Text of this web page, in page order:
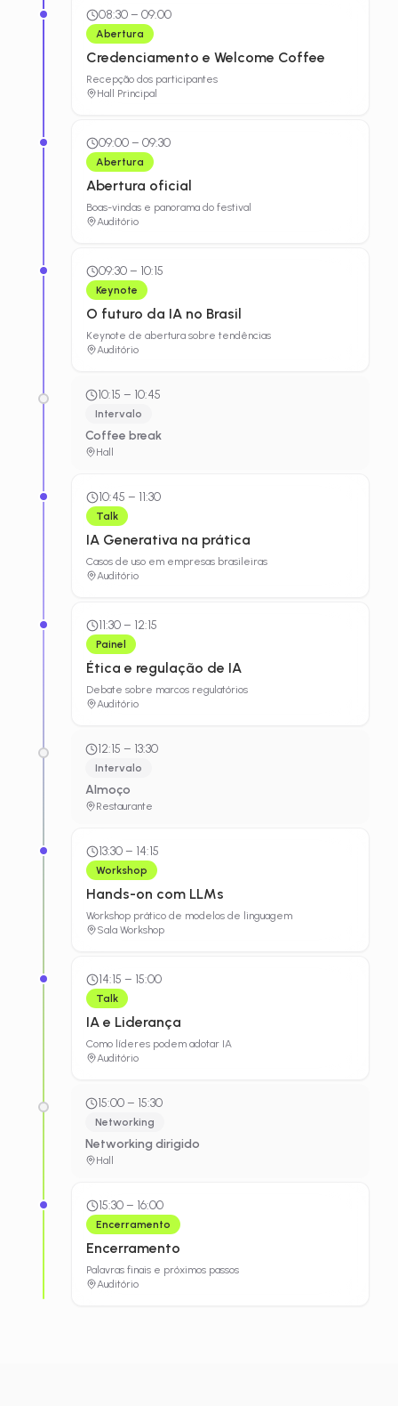
08:30 – 09:00
Abertura
Credenciamento e Welcome Coffee
Recepção dos participantes
Hall Principal
09:00 – 09:30
Abertura
Abertura oficial
Boas-vindas e panorama do festival
Auditório
09:30 – 10:15
Keynote
O futuro da IA no Brasil
Keynote de abertura sobre tendências
Auditório
10:15 – 10:45
Intervalo
Coffee break
Hall
10:45 – 11:30
Talk
IA Generativa na prática
Casos de uso em empresas brasileiras
Auditório
11:30 – 12:15
Painel
Ética e regulação de IA
Debate sobre marcos regulatórios
Auditório
12:15 – 13:30
Intervalo
Almoço
Restaurante
13:30 – 14:15
Workshop
Hands-on com LLMs
Workshop prático de modelos de linguagem
Sala Workshop
14:15 – 15:00
Talk
IA e Liderança
Como líderes podem adotar IA
Auditório
15:00 – 15:30
Networking
Networking dirigido
Hall
15:30 – 16:00
Encerramento
Encerramento
Palavras finais e próximos passos
Auditório